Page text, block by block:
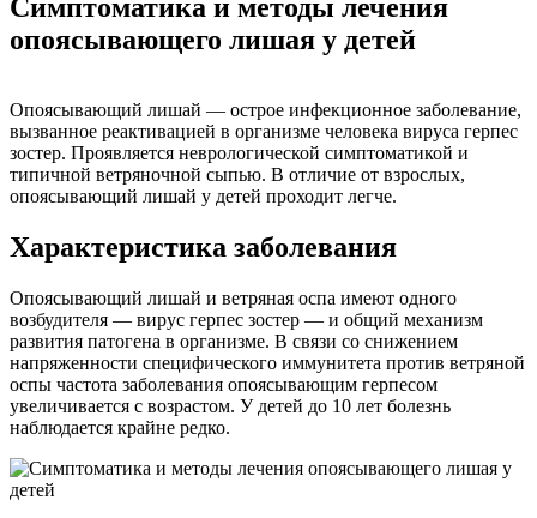
Симптоматика и методы лечения
опоясывающего лишая у детей
Опоясывающий лишай — острое инфекционное заболевание,
вызванное реактивацией в организме человека вируса герпес
зостер. Проявляется неврологической симптоматикой и
типичной ветряночной сыпью. В отличие от взрослых,
опоясывающий лишай у детей проходит легче.
Характеристика заболевания
Опоясывающий лишай и ветряная оспа имеют одного
возбудителя — вирус герпес зостер — и общий механизм
развития патогена в организме. В связи со снижением
напряженности специфического иммунитета против ветряной
оспы частота заболевания опоясывающим герпесом
увеличивается с возрастом. У детей до 10 лет болезнь
наблюдается крайне редко.